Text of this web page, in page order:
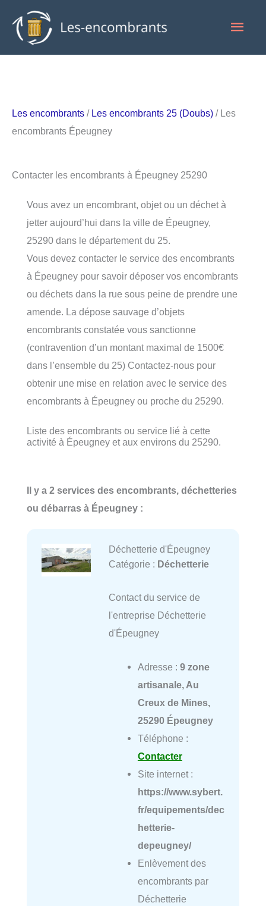
contenu
Les encombrants / Les encombrants 25 (Doubs) / Les
encombrants Épeugney
Contacter les encombrants à Épeugney 25290
Vous avez un encombrant, objet ou un déchet à
jetter aujourd’hui dans la ville de Épeugney,
25290 dans le département du 25.
Vous devez contacter le service des encombrants
à Épeugney pour savoir déposer vos encombrants
ou déchets dans la rue sous peine de prendre une
amende. La dépose sauvage d’objets
encombrants constatée vous sanctionne
(contravention d’un montant maximal de 1500€
dans l’ensemble du 25) Contactez-nous pour
obtenir une mise en relation avec le service des
encombrants à Épeugney ou proche du 25290.
Liste des encombrants ou service lié à cette
activité à Épeugney et aux environs du 25290.
Il y a 2 services des encombrants, déchetteries
ou débarras à Épeugney :
Déchetterie d'Épeugney
Catégorie : Déchetterie
Contact du service de
l'entreprise Déchetterie
d'Épeugney
Adresse : 9 zone
artisanale, Au
Creux de Mines,
25290 Épeugney
Téléphone :
Contacter
Site internet :
https://www.sybert.
fr/equipements/dec
hetterie-
depeugney/
Enlèvement des
encombrants par
Déchetterie